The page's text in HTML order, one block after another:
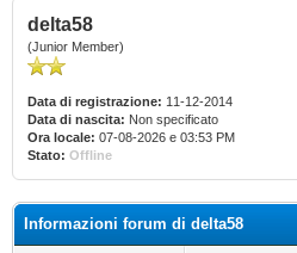
delta58
(Junior Member)
Data di registrazione: 11-12-2014
Data di nascita: Non specificato
Ora locale: 07-08-2026 e 03:53 PM
Stato: Offline
Informazioni forum di delta58